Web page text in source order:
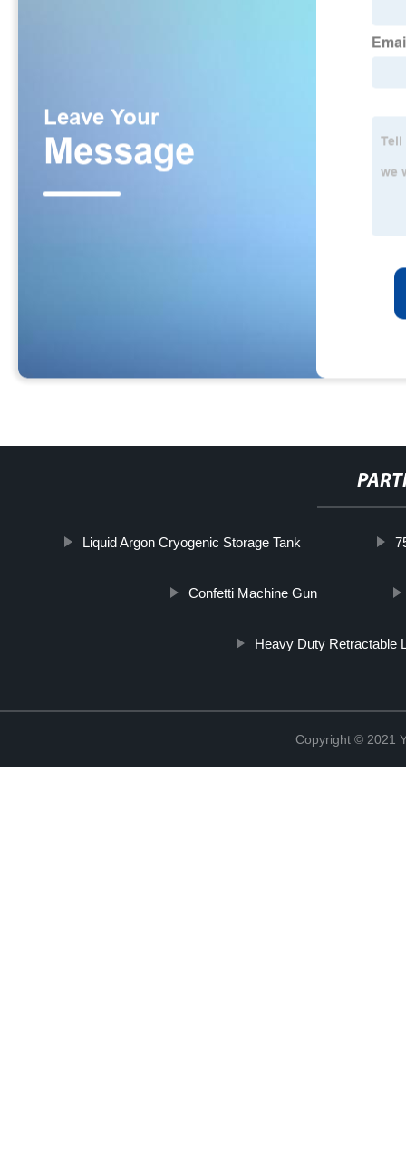
Liquid Argon Cryogenic Storage Tank
Confetti Machine Gun
Heavy Duty Retractable
Copyright © 2021